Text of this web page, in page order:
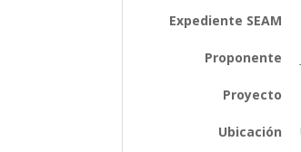
Expediente SEAM
Proponente
Proyecto
Ubicación